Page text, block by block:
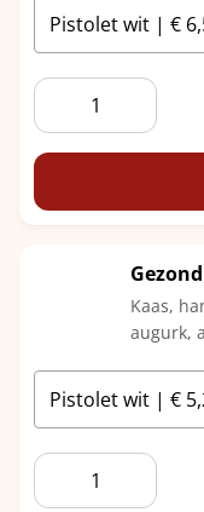
Gerookte
Runderbeef
Truffel
Kaas,
augurk,
Gezond
Ham